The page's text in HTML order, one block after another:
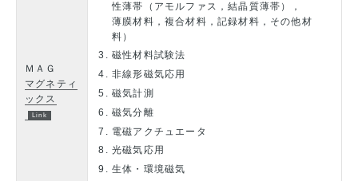
ＭＡＧ
マグネティ
ックス
性薄帯（アモルファス，結晶質薄帯），
薄膜材料，複合材料，記録材料，その他材
料）
磁性材料試験法
非線形磁気応用
磁気計測
磁気分離
電磁アクチュエータ
光磁気応用
生体・環境磁気